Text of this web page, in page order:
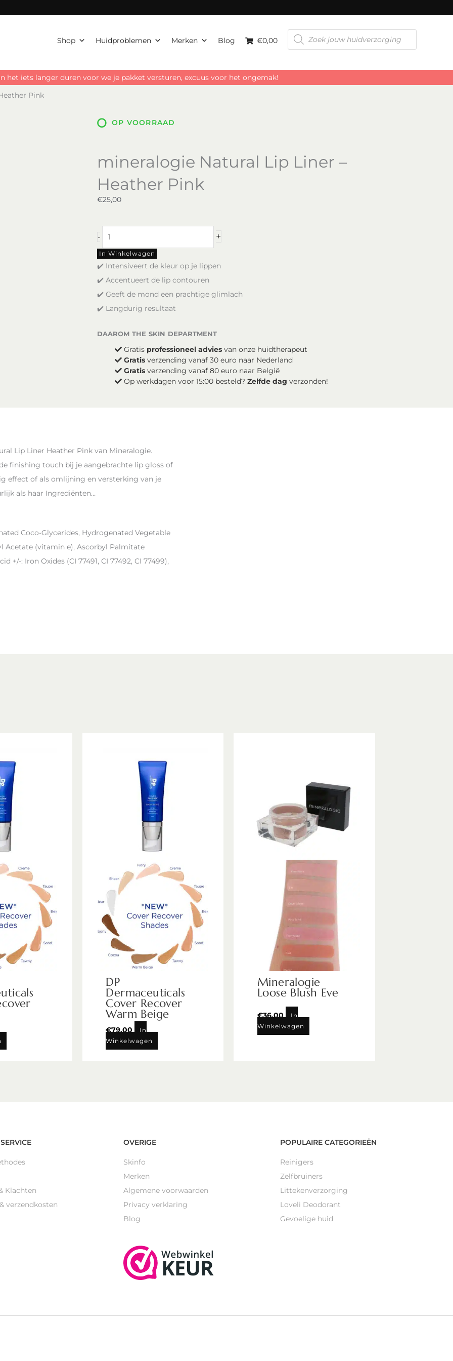
Shop Huidproblemen Merken Blog €0,00
Producten
zoeken
het iets langer duren voor we je pakket versturen, excuus voor het ongemak!
Pink
OP VOORRAAD
mineralogie Natural Lip Liner –
Heather Pink
€25,00
-
Natural
Lip
Liner
Heather
Pink
aantal
+
In Winkelwagen
✔️ Intensiveert de kleur op je lippen
✔️ Accentueert de lip contouren
✔️ Geeft de mond een prachtige glimlach
✔️ Langdurig resultaat
daarom the skin department
Gratis professioneel advies van onze huidtherapeut
Gratis verzending vanaf 30 euro naar Nederland
Gratis verzending vanaf 80 euro naar België
Op werkdagen voor 15:00 besteld? Zelfde dag verzonden!
Lip Liner Heather Pink van Mineralogie.
finishing touch bij je aangebrachte lip gloss of
effect of als omlijning en versterking van je
als haar Ingrediënten…
Coco-Glycerides, Hydrogenated Vegetable
Acetate (vitamin e), Ascorbyl Palmitate
: Iron Oxides (CI 77491, CI 77492, CI 77499),
DP
Dermaceuticals
Cover Recover
Warm Beige
€79,00
In
Winkelwagen
Mineralogie
Loose Blush Eve
€36,00
In
Winkelwagen
Klachten
verzendkosten
OVERIGE
Skinfo
Merken
Algemene voorwaarden
Privacy verklaring
Blog
POPULAIRE CATEGORIEËN
Reinigers
Zelfbruiners
Littekenverzorging
Loveli Deodorant
Gevoelige huid
Pink